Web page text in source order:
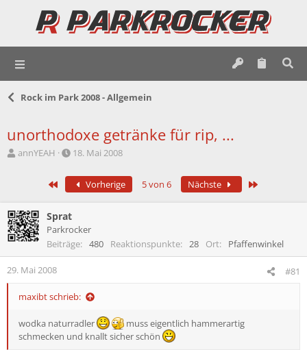
Rock im Park 2008 - Allgemein
unorthodoxe getränke für rip, ...
E
l
l
e
annYEAH
E
s
l
a
18. Mai 2008
Erste Vorherige 5 von 6 Nächste
Sprat
Parkrocker
Beiträge
480 Reaktionspunkte 28 Ort Pfaffenwinkel
29. Mai 2008 #81
maxibt schrieb:
wodka naturradler
muss eigentlich hammerartig
schmecken und knallt sicher schön